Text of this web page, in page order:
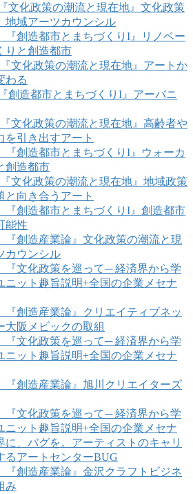
文化政策の潮流と現在地』文化政策
地域アーツカウンシル
創造都市とまちづくりI』リノベー
りと創造都市
文化政策の潮流と現在地』アートか
わる
創造都市とまちづくりI』アーバニ
文化政策の潮流と現在地』高齢者や
を引き出すアート
創造都市とまちづくりI』ウォーカ
創造都市
文化政策の潮流と現在地』地域政策
と向き合うアート
創造都市とまちづくりI』創造都市
能性
創造産業論』文化政策の潮流と現
カウンシル
文化政策を巡って─ 経済界から学
ニット趣旨説明+全国の企業メセナ
創造産業論』クリエイティブネッ
大阪メビックの取組
文化政策を巡って─ 経済界から学
ニット趣旨説明+全国の企業メセナ
創造産業論』旭川クリエイターズ
文化政策を巡って─ 経済界から学
ニット趣旨説明+全国の企業メセナ
に、バグを。アーティストのキャリ
るアートセンターBUG
創造産業論』金沢クラフトビジネ
み